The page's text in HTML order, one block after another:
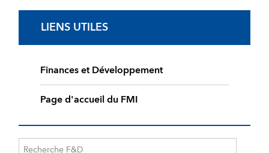
LIENS UTILES
Finances et Développement
Page d'accueil du FMI